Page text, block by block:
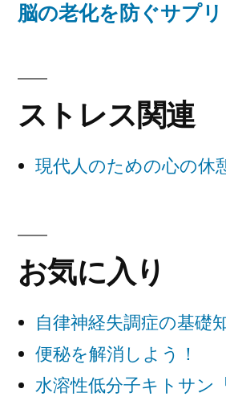
脳の老化を防ぐサプリ
ストレス関連
現代人のための心の休
お気に入り
自律神経失調症の基礎
便秘を解消しよう！
水溶性低分子キトサン